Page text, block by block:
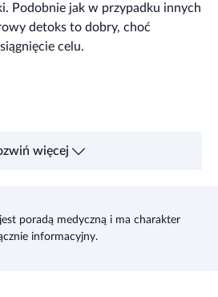
Podobnie jak w przypadku innych
detoks to dobry, choć
celu.
więcej
poradą medyczną i ma charakter
informacyjny.